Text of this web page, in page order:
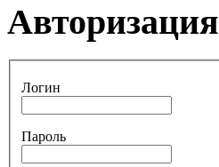
Авторизация
Логин
Пароль